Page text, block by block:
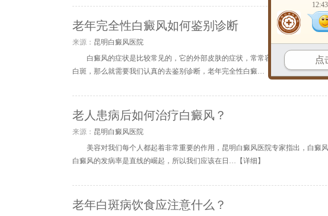
老年完全性白癜风如何鉴别诊断
来源： 昆明白癜风医院
白癜风的症状是比较常见的，它的外部皮肤的症状，常常容易和别的皮肤病
白斑，那么就需要我们认真的去鉴别诊断，老年完全性白癜…【
】
老人患病后如何治疗白癜风？
来源： 昆明白癜风医院
美容对我们每个人都起着非常重要的作用，昆明白癜风医院专家指出，白癜
白癜风的发病率是直线的崛起，所以我们应该在日…【详细 】
老年白斑病饮食应注意什么？
点